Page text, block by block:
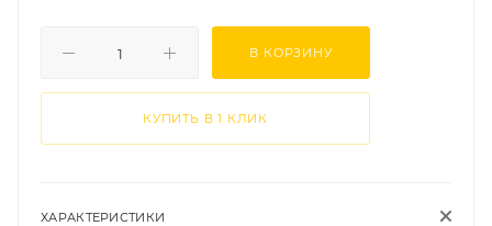
В КОРЗИНУ
КУПИТЬ В 1 КЛИК
ХАРАКТЕРИСТИКИ